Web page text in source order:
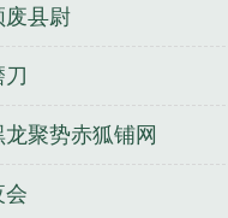
废县尉
聚势赤狐铺网
会